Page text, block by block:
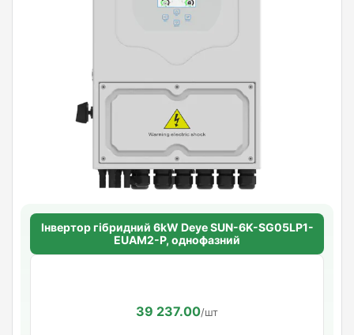
Інвертор гібридний 6kW Deye SUN-6K-SG05LP1-
EUAM2-P, однофазний
39 237.00/шт